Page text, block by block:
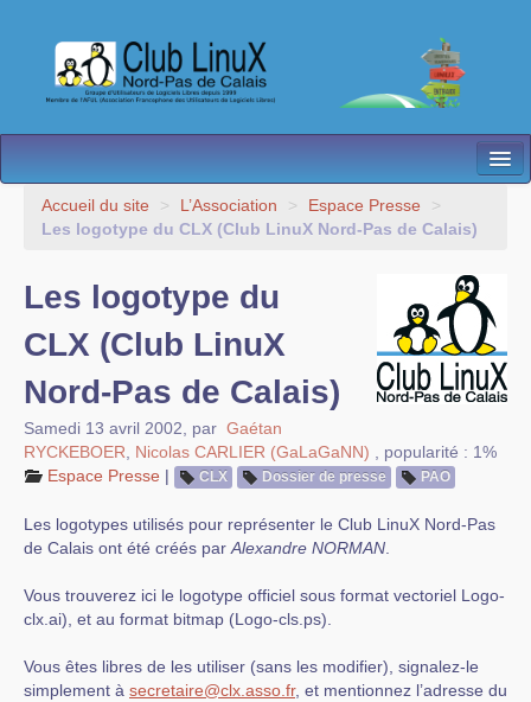
L’Association
Besoin d’Aide ?
Contact
Les antennes
Espace membres
Accueil du site > L’Association > Espace Presse
>
Les logotype du CLX (Club LinuX Nord-Pas de Calais)
Les logotype du
CLX (Club LinuX
Nord-Pas de Calais)
Samedi 13 avril 2002 par Gaétan
RYCKEBOER
Nicolas CARLIER (GaLaGaNN)
popularité : 1%
Espace Presse | CLX Dossier de presse PAO
Les logotypes utilisés pour représenter le Club LinuX Nord-Pas
de Calais ont été créés par Alexandre NORMAN
Vous trouverez ici le logotype officiel sous format vectoriel Logo-
clx.ai), et au format bitmap (Logo-cls.ps).
Vous êtes libres de les utiliser (sans les modifier), signalez-le
simplement à secretaire@clx.asso.fr, et mentionnez l’adresse du